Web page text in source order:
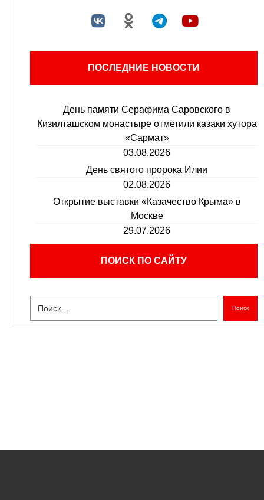
ПОСЛЕДНИЕ НОВОСТИ
День памяти Серафима Саровского в
Кизилташском монастыре отметили казаки хутора
«Сармат»
03.08.2026
День святого пророка Илии
02.08.2026
Открытие выставки «Казачество Крыма» в
Москве
29.07.2026
ПОИСК ПО САЙТУ
Поиск